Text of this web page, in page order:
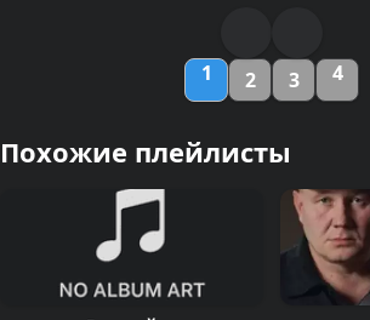
1 2 3 4
Похожие плейлисты